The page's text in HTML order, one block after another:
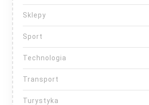
Sklepy
Sport
Technologia
Transport
Turystyka